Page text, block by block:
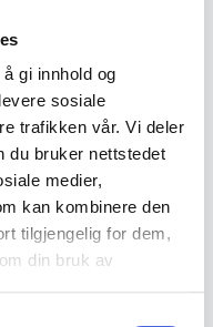
gi innhold og
sosiale
trafikken vår. Vi deler
du bruker nettstedet
medier,
kan kombinere den
tilgjengelig for dem,
din bruk av
M´S R1 Air Crew
,-